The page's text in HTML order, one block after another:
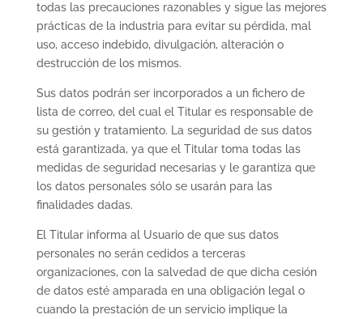
todas las precauciones razonables y sigue las mejores
prácticas de la industria para evitar su pérdida, mal
uso, acceso indebido, divulgación, alteración o
destrucción de los mismos.
Sus datos podrán ser incorporados a un fichero de
lista de correo, del cual el Titular es responsable de
su gestión y tratamiento. La seguridad de sus datos
está garantizada, ya que el Titular toma todas las
medidas de seguridad necesarias y le garantiza que
los datos personales sólo se usarán para las
finalidades dadas.
El Titular informa al Usuario de que sus datos
personales no serán cedidos a terceras
organizaciones, con la salvedad de que dicha cesión
de datos esté amparada en una obligación legal o
cuando la prestación de un servicio implique la